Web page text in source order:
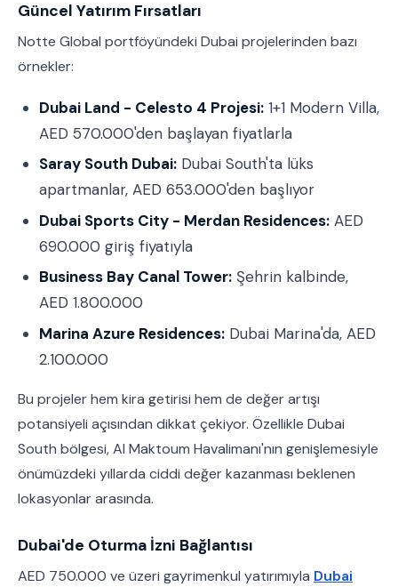
Güncel Yatırım Fırsatları
Notte Global portföyündeki Dubai projelerinden bazı
örnekler:
Dubai Land - Celesto 4 Projesi: 1+1 Modern Villa,
AED 570.000'den başlayan fiyatlarla
Saray South Dubai: Dubai South'ta lüks
apartmanlar, AED 653.000'den başlıyor
Dubai Sports City - Merdan Residences: AED
690.000 giriş fiyatıyla
Business Bay Canal Tower: Şehrin kalbinde,
AED 1.800.000
Marina Azure Residences: Dubai Marina'da, AED
2.100.000
Bu projeler hem kira getirisi hem de değer artışı
potansiyeli açısından dikkat çekiyor. Özellikle Dubai
South bölgesi, Al Maktoum Havalimanı'nın genişlemesiyle
önümüzdeki yıllarda ciddi değer kazanması beklenen
lokasyonlar arasında.
Dubai'de Oturma İzni Bağlantısı
AED 750.000 ve üzeri gayrimenkul yatırımıyla Dubai